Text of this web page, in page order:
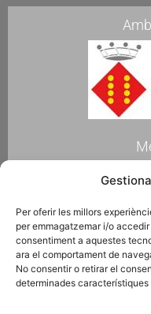
Per oferir les millors
per emmagatzemar i/o
consentiment a aquestes
ara el comportament de
No consentir o retirar el
determinades característiques